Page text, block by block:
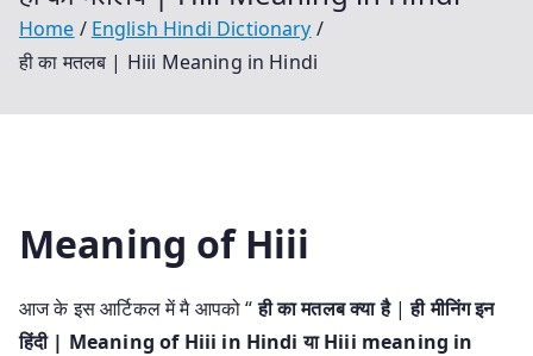
Home
English Hindi Dictionary
ही का मतलब | Hiii Meaning in Hindi
Meaning of Hiii
आज के इस आर्टिकल में मै आपको “ही का मतलब क्या है|ही मीनिंग इन
हिंदी | Meaning of Hiii in Hindi या Hiii meaning in